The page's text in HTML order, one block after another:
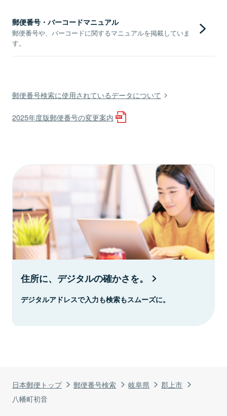
日本郵便トップ 郵便番号検索 岐阜県
郡上市
八幡町初音
郵便番号・バーコードマニュアル
郵便番号や、バーコードに関するマニュアルを掲載していま
す。
郵便番号検索に使用されているデータについて
2025年度版郵便番号の変更案内
住所に、デジタルの確かさを。
デジタルアドレスで入力も検索もスムーズに。